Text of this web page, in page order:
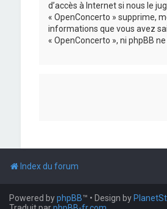
d’accès à Internet si nous le
« OpenConcerto » supprime,
informations que vous avez
« OpenConcerto », ni phpBB
Index du forum
Powered byphpBB™ • Design by